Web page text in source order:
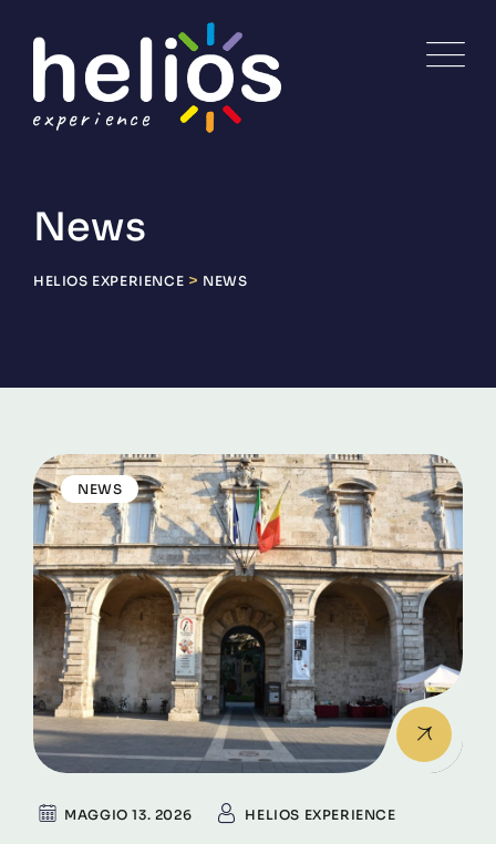
content
News
HELIOS EXPERIENCE > NEWS
NEWS
MAGGIO 13. 2026 HELIOS EXPERIENCE